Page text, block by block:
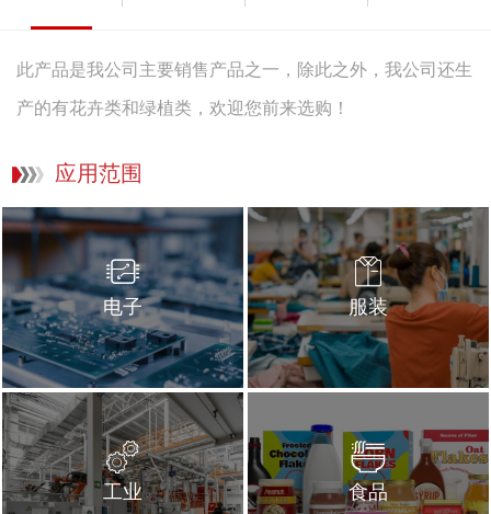
此产品是我公司主要销售产品之一，除此之外，我公司还生
产的有花卉类和绿植类，欢迎您前来选购！
应用范围
电子 服装
工业 食品